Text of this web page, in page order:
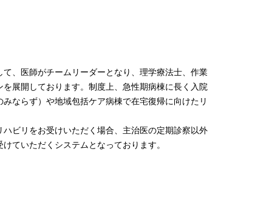
、医師がチームリーダーとなり、理学療法士、作業
展開しております。制度上、急性期病棟に長く入院
ならず）や地域包括ケア病棟で在宅復帰に向けたリ
ビリをお受けいただく場合、主治医の定期診察以外
ていただくシステムとなっております。